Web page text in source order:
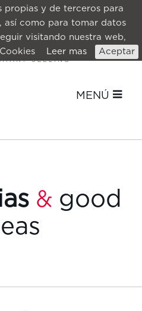
propias y de terceros para
así como para tomar datos
visitando nuestra web,
Leer mas Aceptar
MENÚ
&good